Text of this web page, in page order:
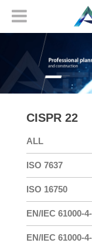
CISPR 22
ALL
ISO 7637
ISO 16750
EN/IEC 61000-
EN/IEC 61000-